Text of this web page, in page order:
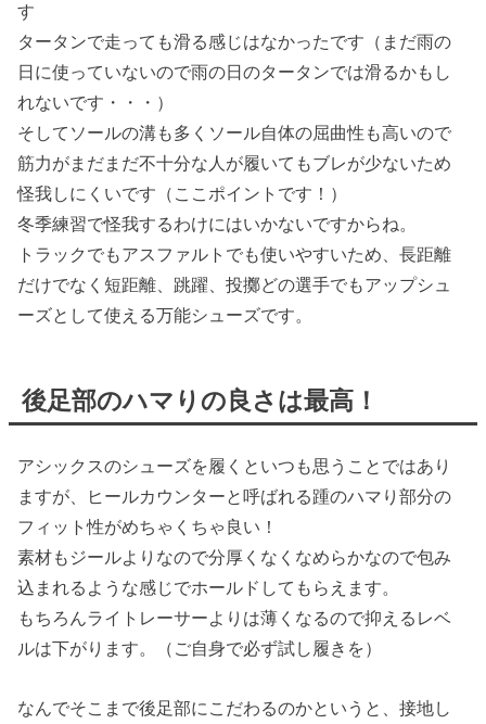
す
タータンで走っても滑る感じはなかったです（まだ雨の
日に使っていないので雨の日のタータンでは滑るかもし
れないです・・・）
そしてソールの溝も多くソール自体の屈曲性も高いので
筋力がまだまだ不十分な人が履いてもブレが少ないため
怪我しにくいです（ここポイントです！）
冬季練習で怪我するわけにはいかないですからね。
トラックでもアスファルトでも使いやすいため、長距離
だけでなく短距離、跳躍、投擲どの選手でもアップシュ
ーズとして使える万能シューズです。
後足部のハマりの良さは最高！
アシックスのシューズを履くといつも思うことではあり
ますが、ヒールカウンターと呼ばれる踵のハマり部分の
フィット性がめちゃくちゃ良い！
素材もジールよりなので分厚くなくなめらかなので包み
込まれるような感じでホールドしてもらえます。
もちろんライトレーサーよりは薄くなるので抑えるレベ
ルは下がります。（ご自身で必ず試し履きを）
なんでそこまで後足部にこだわるのかというと、接地し